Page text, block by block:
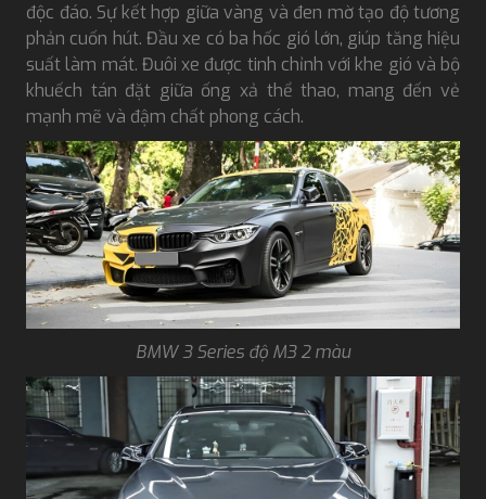
độc đáo. Sự kết hợp giữa vàng và đen mờ tạo độ tương
phản cuốn hút. Đầu xe có ba hốc gió lớn, giúp tăng hiệu
suất làm mát. Đuôi xe được tinh chỉnh với khe gió và bộ
khuếch tán đặt giữa ống xả thể thao, mang đến vẻ
mạnh mẽ và đậm chất phong cách.
BMW 3 Series độ M3 2 màu